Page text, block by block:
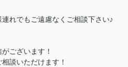
れでもご遠慮なくご相談下さい♪
ございます！
談いただけます！